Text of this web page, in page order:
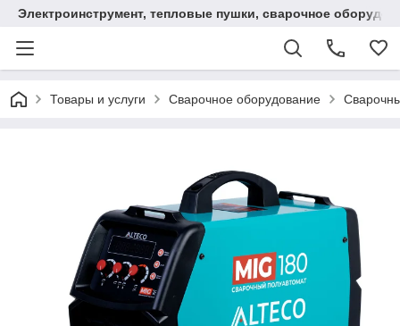
Электроинструмент, тепловые пушки, сварочное
Товары и услуги Сварочное оборудование